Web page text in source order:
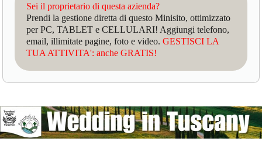
Sei il proprietario di questa azienda?
Prendi la gestione diretta di questo Minisito, ottimizzato
per PC, TABLET e CELLULARI! Aggiungi telefono,
email, illimitate pagine, foto e video.GESTISCI LA
TUA ATTIVITA': anche GRATIS!